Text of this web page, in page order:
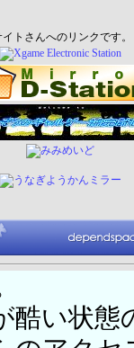
トさんへのリンクです。
酷い状態